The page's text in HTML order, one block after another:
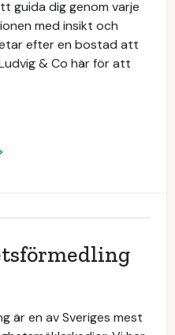
guida dig genom varje
med insikt och
efter en bostad att
& Co här för att
är en av Sveriges mest